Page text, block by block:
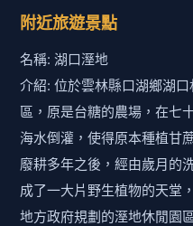
附近旅遊景點
名稱: 湖口溼地
介紹: 位於雲林縣口湖鄉湖
區，原是台糖的農場，在七
海水倒灌，使得原本種植甘
廢耕多年之後，經由歲月的
成了一大片野生植物的天堂
地方政府規劃的溼地休閒園